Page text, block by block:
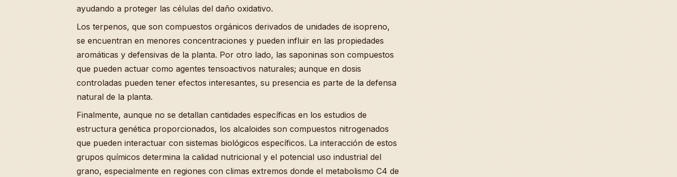
ayudando a proteger las células del daño oxidativo.
Los terpenos, que son compuestos orgánicos derivados de unidades de isopreno,
se encuentran en menores concentraciones y pueden influir en las propiedades
aromáticas y defensivas de la planta. Por otro lado, las saponinas son compuestos
que pueden actuar como agentes tensoactivos naturales; aunque en dosis
controladas pueden tener efectos interesantes, su presencia es parte de la defensa
natural de la planta.
Finalmente, aunque no se detallan cantidades específicas en los estudios de
estructura genética proporcionados, los alcaloides son compuestos nitrogenados
que pueden interactuar con sistemas biológicos específicos. La interacción de estos
grupos químicos determina la calidad nutricional y el potencial uso industrial del
grano, especialmente en regiones con climas extremos donde el metabolismo C4 de